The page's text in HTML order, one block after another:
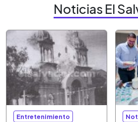
Noticias El
Entretenimiento